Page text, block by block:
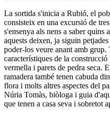
La sortida s'inicia a Rubió, el
consisteix en una excursió de
s'ensenya als nens a saber quins
aquests deixen, ja siguin
poder-los veure anant amb grup.
característiques de la
vermella i parets de pedra seca.
ramadera també tenen cabuda
flora i molts altres aspectes del
Núria Tomàs, biòloga i guia
que tenen a casa seva i sobretot